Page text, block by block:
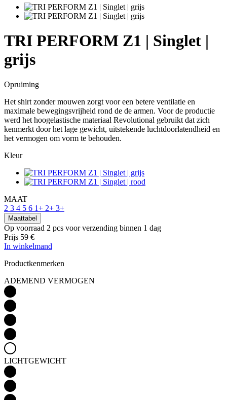
TRI PERFORM Z1 | Singlet |
grijs
Opruiming
Het shirt zonder mouwen zorgt voor een betere ventilatie en
maximale bewegingsvrijheid rond de de armen. Voor de productie
werd het hoogelastische materiaal Revolutional gebruikt dat zich
kenmerkt door het lage gewicht, uitstekende luchtdoorlatendheid en
het vermogen om vorm te behouden.
Kleur
MAAT
2 3 4 5 6 1+ 2+ 3+
Maattabel
Op voorraad 2 pcs voor verzending binnen 1 dag
Prijs 59 €
In winkelmand
Productkenmerken
ADEMEND VERMOGEN
LICHTGEWICHT